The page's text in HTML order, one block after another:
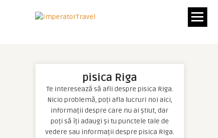
pisica Riga
Te interesează să afli despre pisica Riga.
Nicio problemă, poți afla lucruri noi aici,
informații despre care nu ai știut, dar
poți să îți adaugi și tu punctele tale de
vedere sau informații despre pisica Riga.